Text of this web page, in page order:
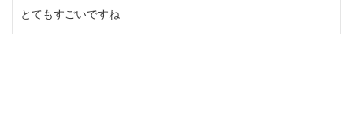
とてもすごいですね